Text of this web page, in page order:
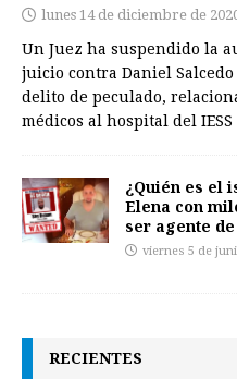
lunes 14 de diciembre de
Un Juez ha suspendido la
juicio contra Daniel
delito de peculado,
médicos al hospital del IESS
¿Quién es el
Elena con
ser agente de
viernes 5 de
RECIENTES